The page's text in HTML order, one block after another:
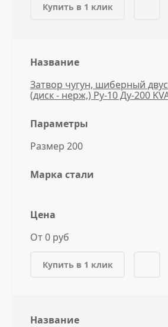
Купить в 1 клик
Название
Затвор чугун, шиберный
(диск - нерж,) Ру-10 Ду-200
Параметры
Размер 200
Марка стали
Цена
От 0 руб
Купить в 1 клик
Название